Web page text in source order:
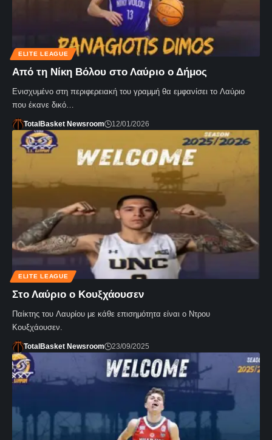
ELITE LEAGUE
Από τη Νίκη Βόλου στο Λαύριο ο Δήμος
Ενισχυμένο στη περιφερειακή του γραμμή θα εμφανίσει το Λαύριο
που έκανε δικό…
TotalBasket Newsroom 12/01/2026
ELITE LEAGUE
Στο Λαύριο ο Κουξχάουσεν
Παίκτης του Λαυρίου με κάθε επισημότητα είναι ο Ντρου
Κουξχάουσεν.
TotalBasket Newsroom 23/09/2025